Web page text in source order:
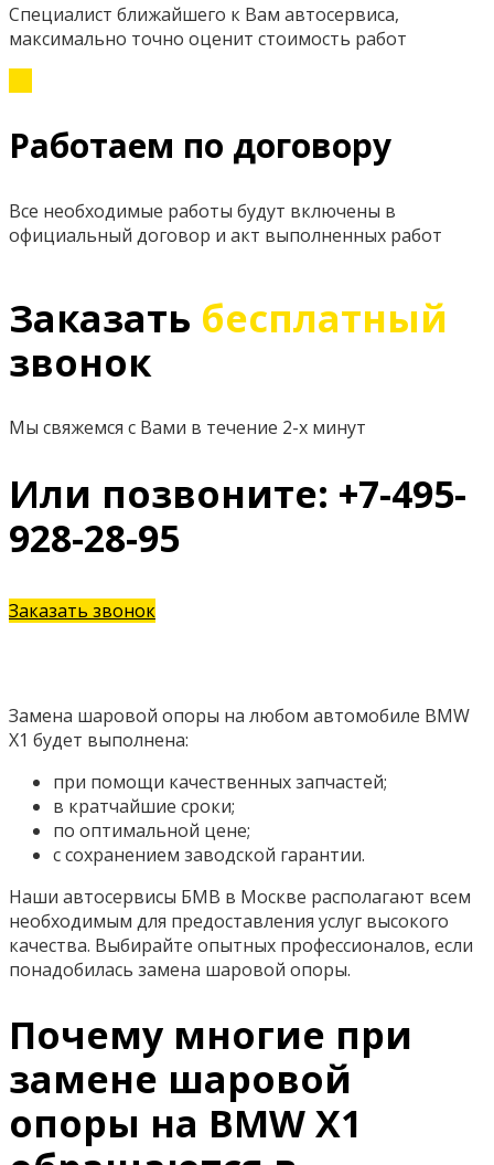
Специалист ближайшего к Вам автосервиса,
максимально точно оценит стоимость работ
Работаем по договору
Все необходимые работы будут включены в
официальный договор и акт выполненных работ
Заказать бесплатный
звонок
Мы свяжемся с Вами в течение 2-х минут
Или позвоните: +7-495-
928-28-95
Заказать звонок
Замена шаровой опоры на любом автомобиле BMW
X1 будет выполнена:
при помощи качественных запчастей;
в кратчайшие сроки;
по оптимальной цене;
с сохранением заводской гарантии.
Наши автосервисы БМВ в Москве располагают всем
необходимым для предоставления услуг высокого
качества. Выбирайте опытных профессионалов, если
понадобилась замена шаровой опоры.
Почему многие при
замене шаровой
опоры на BMW X1